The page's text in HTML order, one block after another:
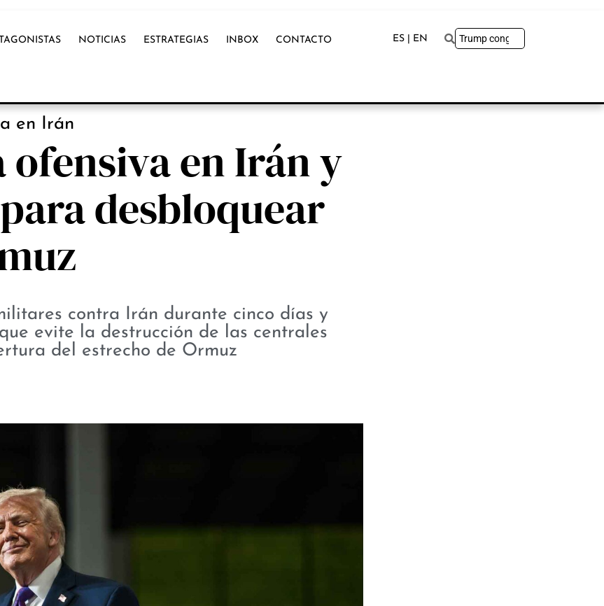
NOTICIAS ESTRATEGIAS INBOX CONTACTO ES | EN
en Irán
en Irán y
desbloquear
contra Irán durante cinco días y
evite la destrucción de las centrales
del estrecho de Ormuz